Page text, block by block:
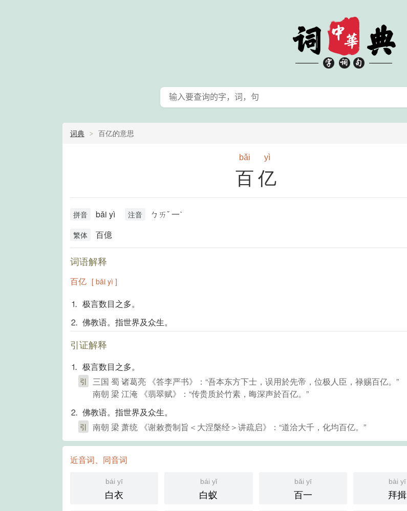
词典 百亿的意思
bǎi yì
百亿
拼音 bǎi yì 注音 ㄅㄞˇ 一ˋ
繁体 百億
词语解释
百亿 [ bǎi yì ]
⒈ 极言数目之多。
⒉ 佛教语。指世界及众生。
引证解释
⒈ 极言数目之多。
引
三国 蜀 诸葛亮 《答李严书》：“吾本东方下士，误用於先帝，位极人臣，禄赐百亿。”
南朝 梁 江淹 《翡翠赋》：“传贵质於竹素，晦深声於百亿。”
⒉ 佛教语。指世界及众生。
引 南朝 梁 萧统 《谢敕赉制旨＜大涅槃经＞讲疏启》：“道洽大千，化均百亿。”
近音词、同音词
bái yī
白衣
bái yǐ
白蚁
bǎi yī
百一
bài yī
拜揖